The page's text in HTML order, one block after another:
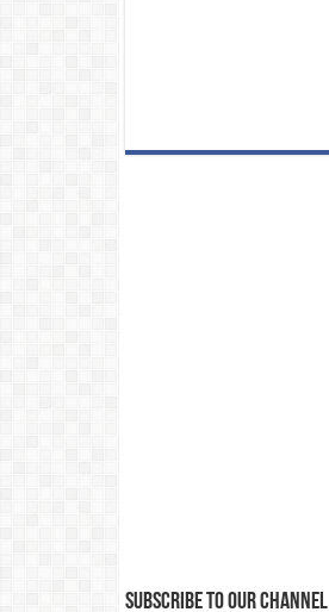
Subscribe to our Channel